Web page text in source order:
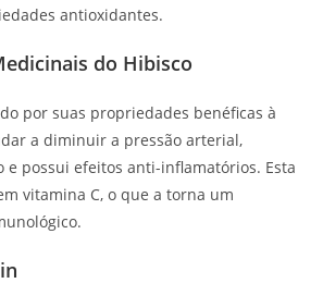
antioxidantes.
do Hibisco
por suas propriedades benéficas à
a diminuir a pressão arterial,
e possui efeitos anti-inflamatórios. Esta
vitamina C, o que a torna um